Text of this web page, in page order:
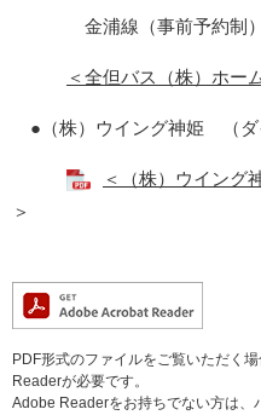
金浦線（事前予約制）
＜全但バス（株）ホー
●（株）ウイング神姫 （ダ
＜（株）ウイング
＞
PDF形式のファイルをご覧いただく
Readerが必要です。
Adobe Readerをお持ちでない方は、